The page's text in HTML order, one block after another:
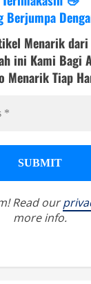
Berjumpa
Menarik
ini Kami Bagi
Menarik Tiap
Read our
more info.